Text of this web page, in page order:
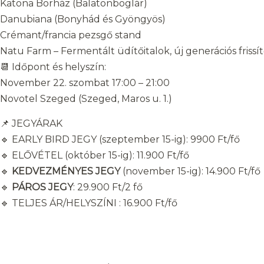
Katona Borház (Balatonboglár)
Danubiana (Bonyhád és Gyöngyös)
Crémant/francia pezsgő stand
Natu Farm – Fermentált üdítőitalok, új generációs
📆 Időpont és helyszín:
November 22. szombat 17:00 – 21:00
Novotel Szeged (Szeged, Maros u. 1.)
📌 JEGYÁRAK
🔹 EARLY BIRD JEGY (szeptember 15-ig): 9900 Ft/fő
🔹 ELŐVÉTEL (október 15-ig): 11.900 Ft/fő
🔹 KEDVEZMÉNYES JEGY(november 15-ig): 14.900 Ft/fő
🔹 PÁROS JEGY: 29.900 Ft/2 fő
🔹 TELJES ÁR/HELYSZÍNI : 16.900 Ft/fő